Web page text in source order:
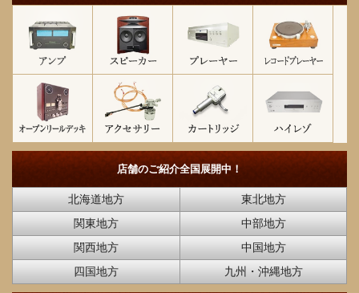
店舗のご紹介全国展開中！
北海道地方
東北地方
関東地方
中部地方
関西地方
中国地方
四国地方
九州・沖縄地方